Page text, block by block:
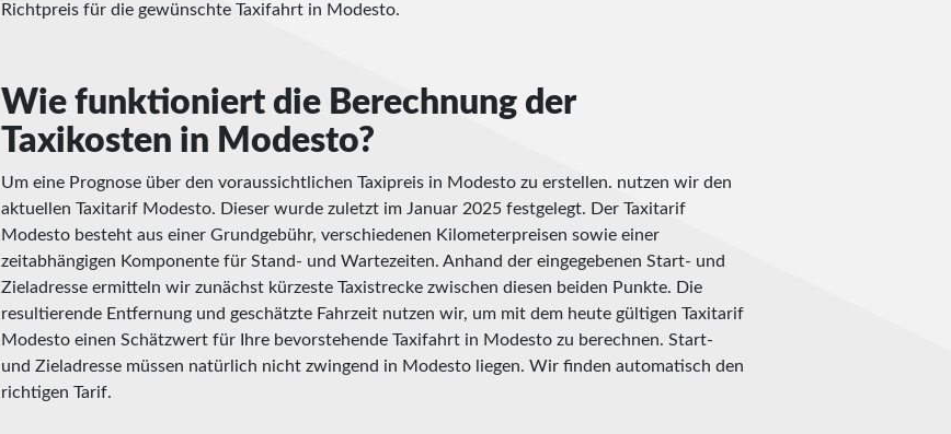
Richtpreis für die gewünschte Taxifahrt in Modesto.
Wie funktioniert die Berechnung der
Taxikosten in Modesto?
Um eine Prognose über den voraussichtlichen Taxipreis in Modesto zu erstellen. nutzen wir den
aktuellen Taxitarif Modesto. Dieser wurde zuletzt im Januar 2025 festgelegt. Der Taxitarif
Modesto besteht aus einer Grundgebühr, verschiedenen Kilometerpreisen sowie einer
zeitabhängigen Komponente für Stand- und Wartezeiten. Anhand der eingegebenen Start- und
Zieladresse ermitteln wir zunächst kürzeste Taxistrecke zwischen diesen beiden Punkte. Die
resultierende Entfernung und geschätzte Fahrzeit nutzen wir, um mit dem heute gültigen Taxitarif
Modesto einen Schätzwert für Ihre bevorstehende Taxifahrt in Modesto zu berechnen. Start-
und Zieladresse müssen natürlich nicht zwingend in Modesto liegen. Wir finden automatisch den
richtigen Tarif.